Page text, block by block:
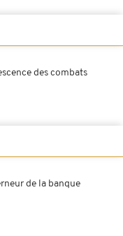
des combats
de la banque